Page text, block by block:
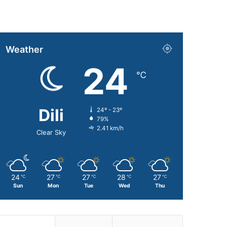
Weather
Dili
Clear Sky
24 ℃
24º - 23º
79%
2.41 km/h
24 ℃
Sun
27 ℃
Mon
27 ℃
Tue
28 ℃
Wed
27 ℃
Thu